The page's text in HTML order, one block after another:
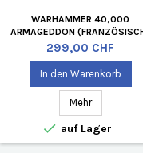
WARHAMMER 40,000
ARMAGEDDON
Preis
299,00 CHF
In den Warenkorb
Mehr
 auf Lager